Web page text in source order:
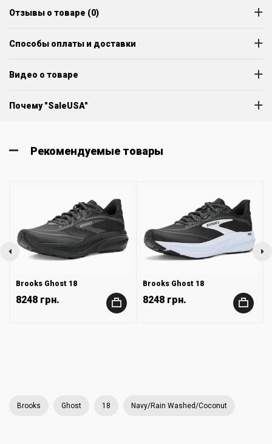
Отзывы о товаре (0)
Способы оплаты и доставки
Видео о товаре
Почему "SaleUSA"
Рекомендуемые товары
Brooks Ghost 18
8248 грн. +
Brooks Ghost 18
8248 грн. +
Brooks Ghost 18 Navy/Rain Washed/Coconut